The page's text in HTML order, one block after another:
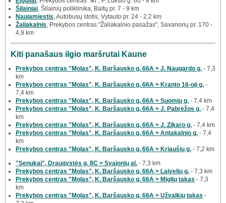
Šilainiai , Šilainių poliklinika, Baltų pr. 7 - 9 km
Naujamiestis , Autobusų stotis, Vytauto pr. 24 - 2,2 km
Žaliakalnis , Prekybos centras "Žaliakalnio pasažas", Savanorių pr. 170 -
4,9 km
Kiti panašaus ilgio maršrutai Kaune
Prekybos centras "Molas", K. Baršausko g. 66A > J. Naugardo g. - 7,3
km
Prekybos centras "Molas", K. Baršausko g. 66A > Kranto 16-oji g. -
7,4 km
Prekybos centras "Molas", K. Baršausko g. 66A > Suomių g. - 7,4 km
Prekybos centras "Molas", K. Baršausko g. 66A > J. Pabrėžos g. - 7,4
km
Prekybos centras "Molas", K. Baršausko g. 66A > J. Zikaro g. - 7,4 km
Prekybos centras "Molas", K. Baršausko g. 66A > Antakalnio g. - 7,4
km
Prekybos centras "Molas", K. Baršausko g. 66A > Kriaušių g. - 7,2 km
"Senukai", Draugystės g. 8C > Svajonių al. - 7,3 km
Prekybos centras "Molas", K. Baršausko g. 66A > Laivelių g. - 7,3 km
Prekybos centras "Molas", K. Baršausko g. 66A > Miglių takas - 7,3
km
Prekybos centras "Molas", K. Baršausko g. 66A > Užvalkių takas -